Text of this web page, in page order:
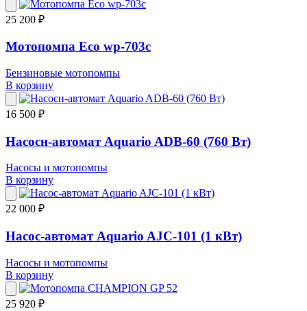
25 200 ₽
Мотопомпа Eco wp-703c
Бензиновые мотопомпы
В корзину
16 500 ₽
Насосн-автомат Aquario ADB-60 (760 Вт)
Насосы и мотопомпы
В корзину
22 000 ₽
Насос-автомат Aquario AJC-101 (1 кВт)
Насосы и мотопомпы
В корзину
25 920 ₽